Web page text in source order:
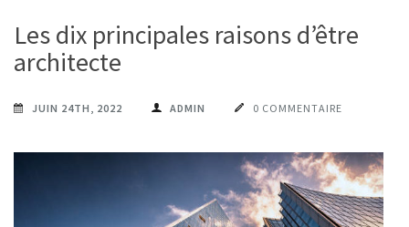
Les dix principales raisons d’être
architecte
JUIN 24TH, 2022 ADMIN 0 COMMENTAIRE